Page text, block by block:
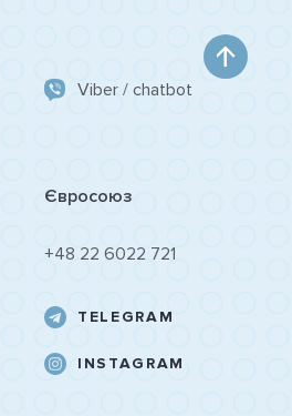
Viber / chatbot
Євросоюз
+48 22 6022 721
TELEGRAM
INSTAGRAM